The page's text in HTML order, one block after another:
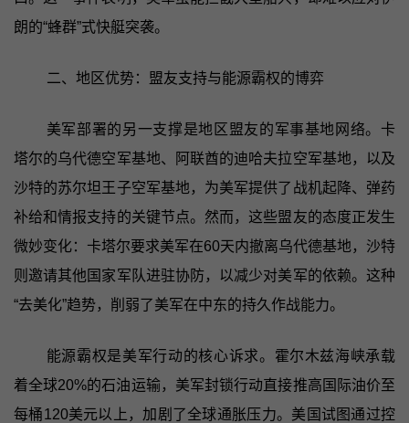
朗的“蜂群”式快艇突袭。
二、地区优势：盟友支持与能源霸权的博弈
美军部署的另一支撑是地区盟友的军事基地网络。卡
塔尔的乌代德空军基地、阿联酋的迪哈夫拉空军基地，以及
沙特的苏尔坦王子空军基地，为美军提供了战机起降、弹药
补给和情报支持的关键节点。然而，这些盟友的态度正发生
微妙变化：卡塔尔要求美军在60天内撤离乌代德基地，沙特
则邀请其他国家军队进驻协防，以减少对美军的依赖。这种
“去美化”趋势，削弱了美军在中东的持久作战能力。
能源霸权是美军行动的核心诉求。霍尔木兹海峡承载
着全球20%的石油运输，美军封锁行动直接推高国际油价至
每桶120美元以上，加剧了全球通胀压力。美国试图通过控